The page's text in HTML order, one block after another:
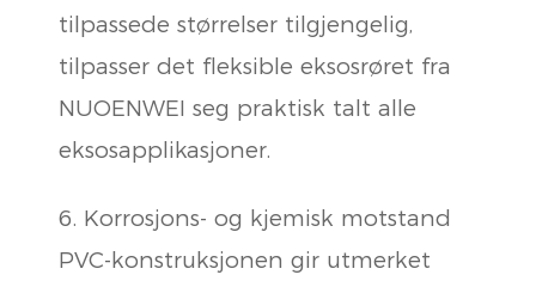
tilpassede størrelser tilgjengelig,
tilpasser det fleksible eksosrøret fra
NUOENWEI seg praktisk talt alle
eksosapplikasjoner.
6. Korrosjons- og kjemisk motstand
PVC-konstruksjonen gir utmerket